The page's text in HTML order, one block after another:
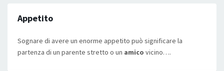
Appetito
Sognare di avere un enorme appetito può significare la
partenza di un parente stretto o un amico vicino….